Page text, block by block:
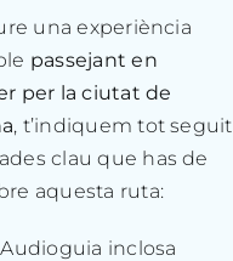
una experiència
passejant en
per la ciutat de
, t’indiquem tot seguit
clau que has de
aquesta ruta:
Audioguia inclosa